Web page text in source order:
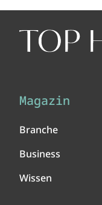
Magazin
Branche
Business
Wissen